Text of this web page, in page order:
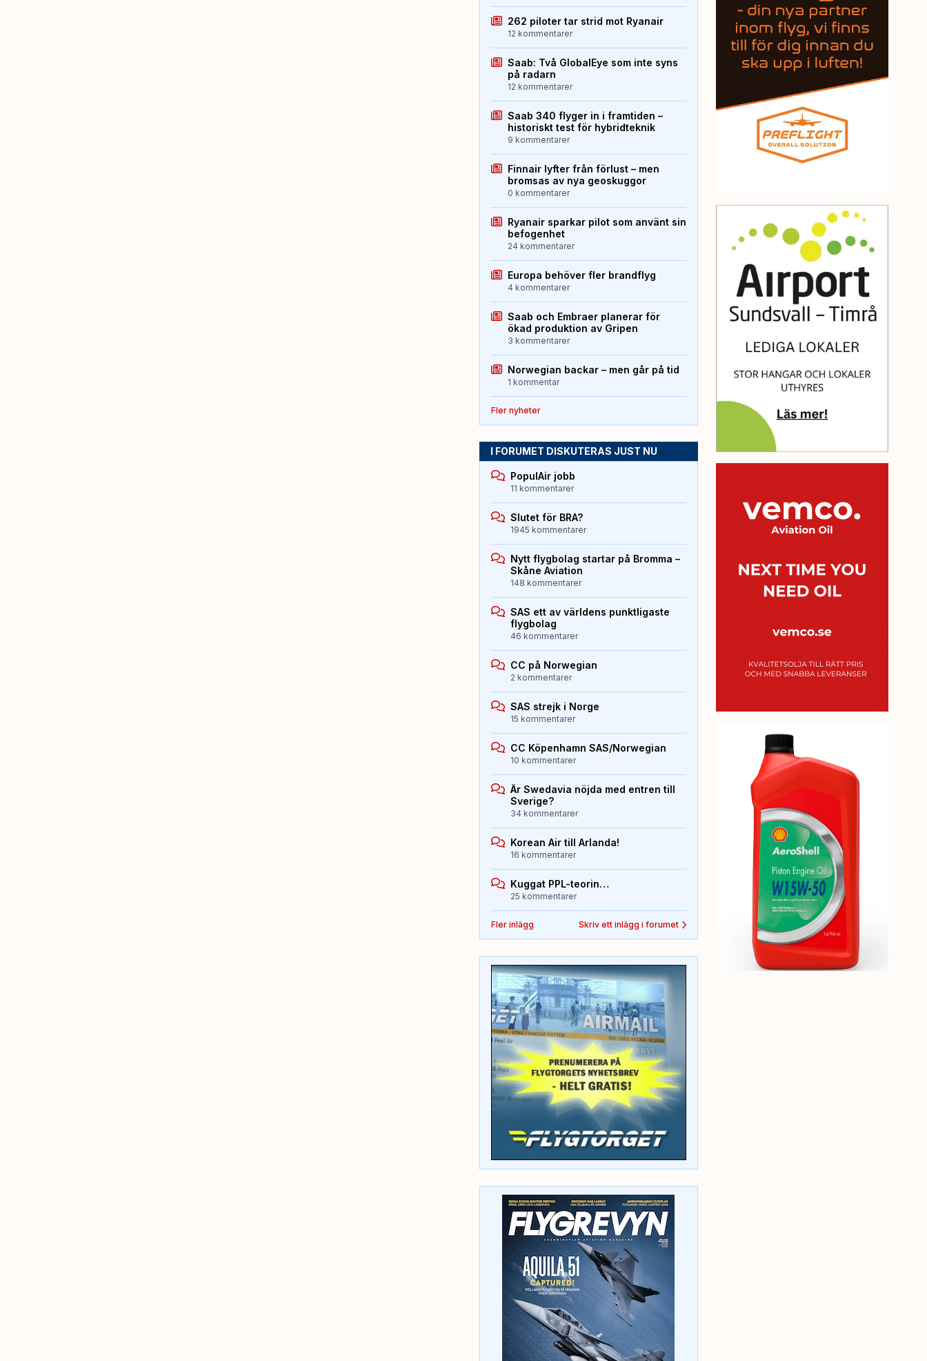
262 piloter tar strid mot Ryanair
12 kommentarer
Saab: Två GlobalEye som inte syns
på radarn
12 kommentarer
Saab 340 flyger in i framtiden –
historiskt test för hybridteknik
9 kommentarer
Finnair lyfter från förlust – men
bromsas av nya geoskuggor
0 kommentarer
Ryanair sparkar pilot som använt sin
befogenhet
24 kommentarer
Europa behöver fler brandflyg
4 kommentarer
Saab och Embraer planerar för
ökad produktion av Gripen
3 kommentarer
Norwegian backar – men går på tid
1 kommentar
Fler nyheter
I FORUMET DISKUTERAS JUST NU
PopulAir jobb
11 kommentarer
Slutet för BRA?
1945 kommentarer
Nytt flygbolag startar på Bromma –
Skåne Aviation
148 kommentarer
SAS ett av världens punktligaste
flygbolag
46 kommentarer
CC på Norwegian
2 kommentarer
SAS strejk i Norge
15 kommentarer
CC Köpenhamn SAS/Norwegian
10 kommentarer
Är Swedavia nöjda med entren till
Sverige?
34 kommentarer
Korean Air till Arlanda!
16 kommentarer
Kuggat PPL-teorin…
25 kommentarer
Fler inlägg Skriv ett inlägg i forumet